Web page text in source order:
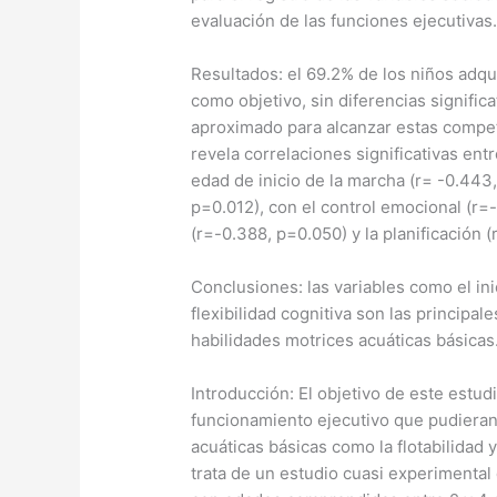
evaluación de las funciones ejecutivas.
Resultados: el 69.2% de los niños
como objetivo, sin diferencias
aproximado para alcanzar estas
revela correlaciones significativas
edad de inicio de la marcha (r= -
p=0.012), con el control emocional
(r=-0.388, p=0.050) y la planificación
Conclusiones: las variables como el
flexibilidad cognitiva son las
habilidades motrices acuáticas básicas.
​Introducción: El objetivo de este
funcionamiento ejecutivo que
acuáticas básicas como la flotabilidad
trata de un estudio cuasi